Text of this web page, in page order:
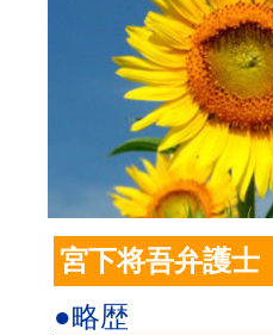
宮下将吾弁護士
●略歴